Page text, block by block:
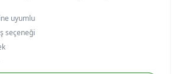
uyumlu
seçeneği